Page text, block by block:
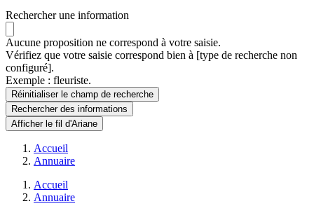
Rechercher une information
Aucune proposition ne correspond à votre saisie.
Vérifiez que votre saisie correspond bien à [type de recherche non
configuré].
Exemple : fleuriste.
Réinitialiser le champ de recherche
Rechercherdes informations
Afficher le fil d'Ariane
Accueil
Annuaire
Accueil
Annuaire